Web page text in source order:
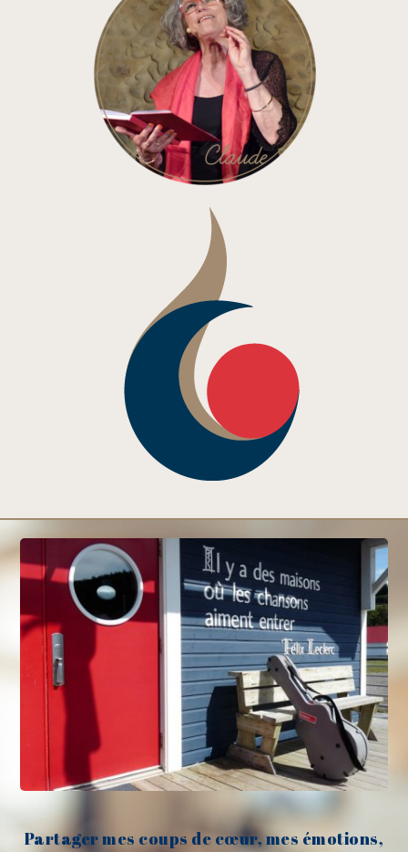
Partager mes coups de cœur, mes émotions,